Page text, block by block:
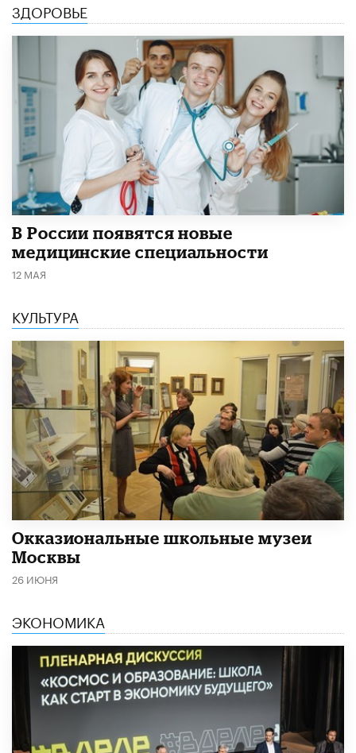
ЗДОРОВЬЕ
В России появятся новые
медицинские специальности
12 МАЯ
КУЛЬТУРА
​Окказиональные школьные музеи
Москвы
26 ИЮНЯ
ЭКОНОМИКА